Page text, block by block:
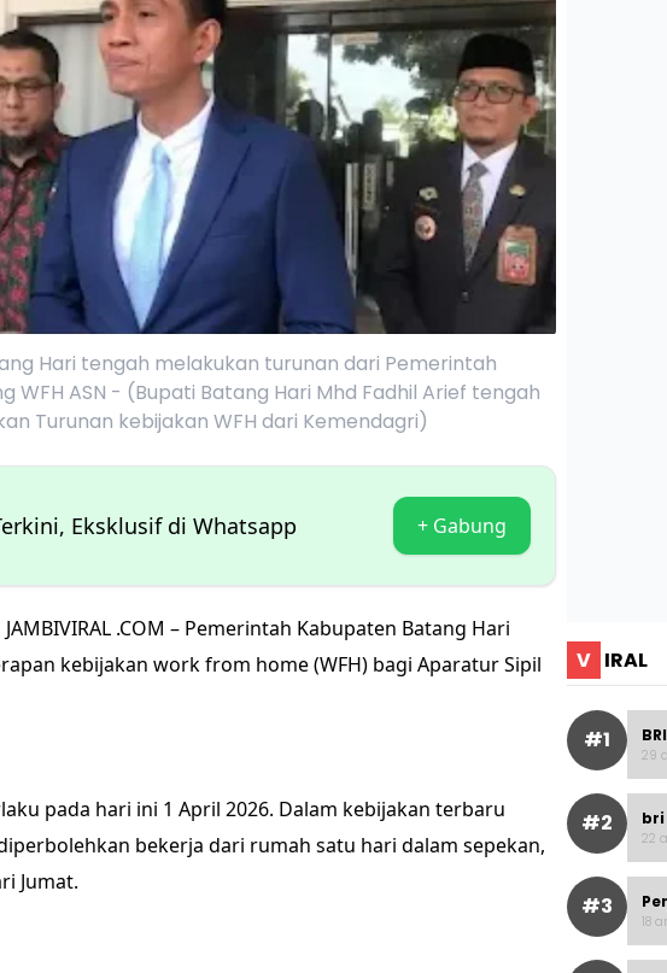
Hari tengah melakukan turunan dari Pemerintah
WFH ASN - (Bupati Batang Hari Mhd Fadhil Arief tengah
Turunan kebijakan WFH dari Kemendagri)
Eksklusif di Whatsapp + Gabung
JAMBIVIRAL .COM – Pemerintah Kabupaten Batang Hari
kebijakan work from home (WFH) bagi Aparatur Sipil
pada hari ini 1 April 2026. Dalam kebijakan terbaru
bekerja dari rumah satu hari dalam sepekan,
Jumat.
V IRAL
#1
29
#2 bri
22
#3
18